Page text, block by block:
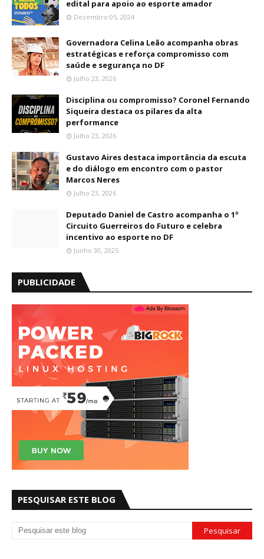
edital para apoio ao esporte amador
Dezembro 05, 2024
Governadora Celina Leão acompanha obras
estratégicas e reforça compromisso com
saúde e segurança no DF
Julho 23, 2026
Disciplina ou compromisso? Coronel Fernando
Siqueira destaca os pilares da alta
performance
Julho 23, 2026
Gustavo Aires destaca importância da escuta
e do diálogo em encontro com o pastor
Marcos Neres
Julho 23, 2026
Deputado Daniel de Castro acompanha o 1º
Circuito Guerreiros do Futuro e celebra
incentivo ao esporte no DF
Junho 30, 2025
PUBLICIDADE
PESQUISAR ESTE BLOG